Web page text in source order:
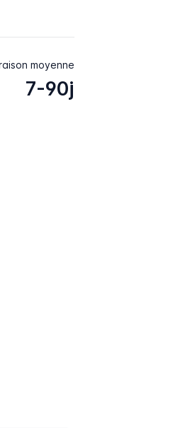
moyenne
7-90j